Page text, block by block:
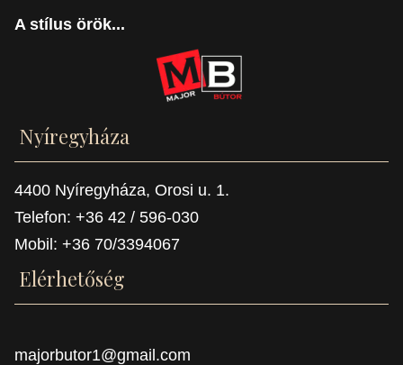
A stílus örök...
Nyíregyháza
4400 Nyíregyháza, Orosi u. 1.
Telefon: +36 42 / 596-030
Mobil: +36 70/3394067
Elérhetőség
majorbutor1@gmail.com